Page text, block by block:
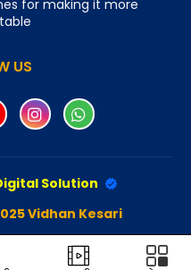
for making it more
US
Solution
Vidhan Kesari